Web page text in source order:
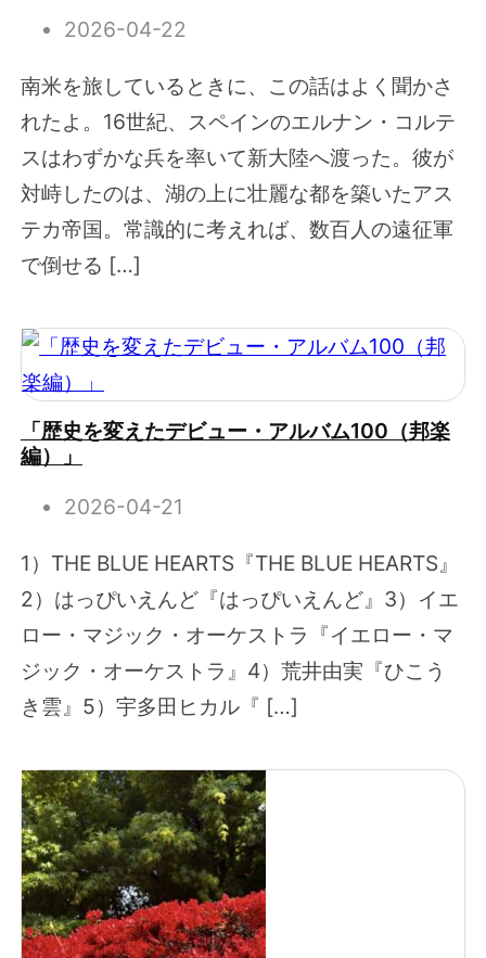
2026-04-22
南米を旅しているときに、この話はよく聞かさ
れたよ。16世紀、スペインのエルナン・コルテ
スはわずかな兵を率いて新大陸へ渡った。彼が
対峙したのは、湖の上に壮麗な都を築いたアス
テカ帝国。常識的に考えれば、数百人の遠征軍
で倒せる […]
「歴史を変えたデビュー・アルバム100（邦楽
編）」
2026-04-21
1）THE BLUE HEARTS『THE BLUE HEARTS』
2）はっぴいえんど『はっぴいえんど』3）イエ
ロー・マジック・オーケストラ『イエロー・マ
ジック・オーケストラ』4）荒井由実『ひこう
き雲』5）宇多田ヒカル『 […]